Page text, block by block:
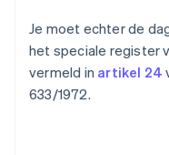
Je moet echter de
het speciale register
vermeld in artikel 24
633/1972.